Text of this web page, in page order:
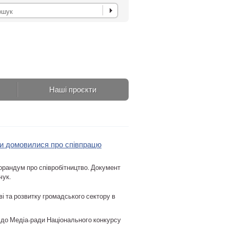
Наші проєкти
домовилися про співпрацю
про співробітництво. Документ
та розвитку громадського сектору в
Медіа-ради Національного конкурсу